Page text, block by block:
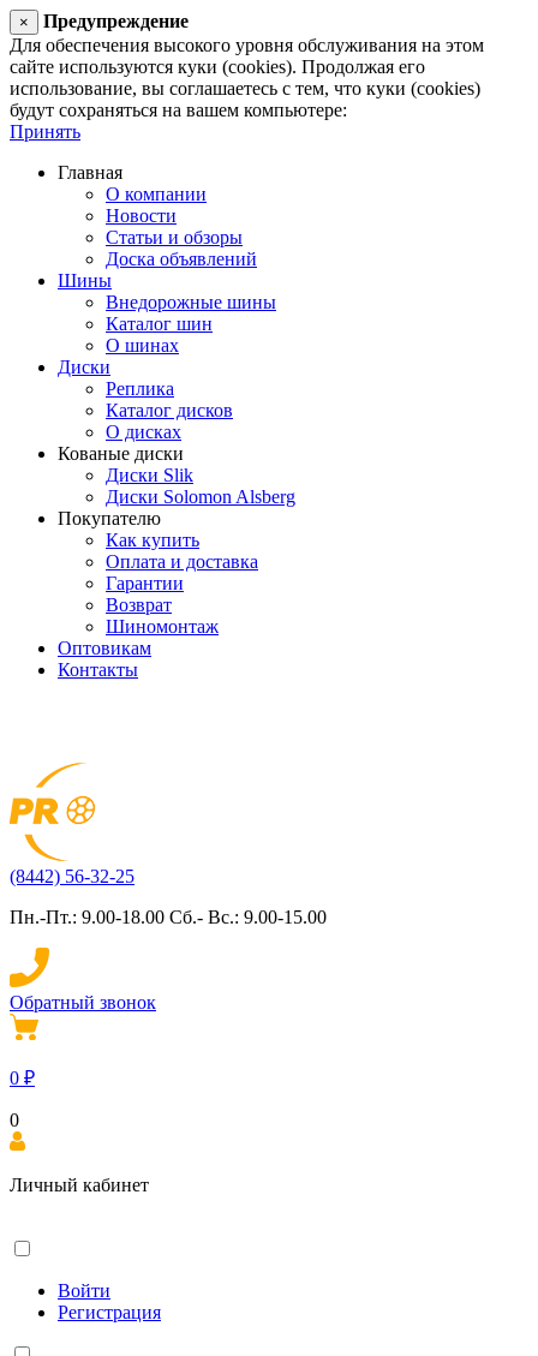
×
Предупреждение
Для обеспечения высокого уровня обслуживания на этом
сайте используются куки (cookies). Продолжая его
использование, вы соглашаетесь с тем, что куки (cookies)
будут сохраняться на вашем компьютере:
Принять
Главная
О компании
Новости
Статьи и обзоры
Доска объявлений
Шины
Внедорожные шины
Каталог шин
О шинах
Диски
Реплика
Каталог дисков
О дисках
Кованые диски
Диски Slik
Диски Solomon Alsberg
Покупателю
Как купить
Оплата и доставка
Гарантии
Возврат
Шиномонтаж
Оптовикам
Контакты
(8442) 56-32-25
Пн.-Пт.: 9.00-18.00 Сб.- Вс.: 9.00-15.00
Обратный звонок
0 ₽
0
Личный кабинет
Войти
Регистрация